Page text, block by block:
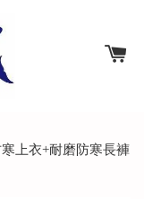
上衣+耐磨防寒長褲